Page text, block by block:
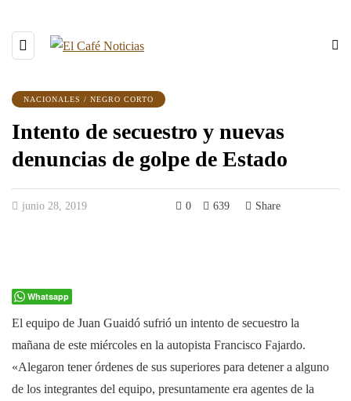
NACIONALES / NEGRO CORTO
Intento de secuestro y nuevas
denuncias de golpe de Estado
junio 28, 2019 0 639 Share
Whatsapp
El equipo de Juan Guaidó sufrió un intento de secuestro la
mañana de este miércoles en la autopista Francisco Fajardo.
«Alegaron tener órdenes de sus superiores para detener a alguno
de los integrantes del equipo, presuntamente era agentes de la